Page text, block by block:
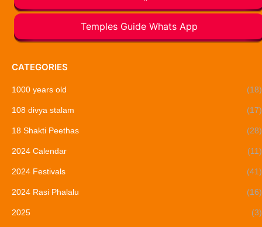
Temples Guide Whats App
CATEGORIES
1000 years old (18)
108 divya stalam (17)
18 Shakti Peethas (28)
2024 Calendar (11)
2024 Festivals (41)
2024 Rasi Phalalu (16)
2025 (3)